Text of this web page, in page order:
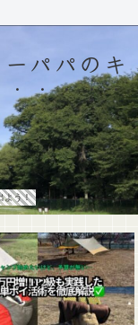
パパのキ
よう！